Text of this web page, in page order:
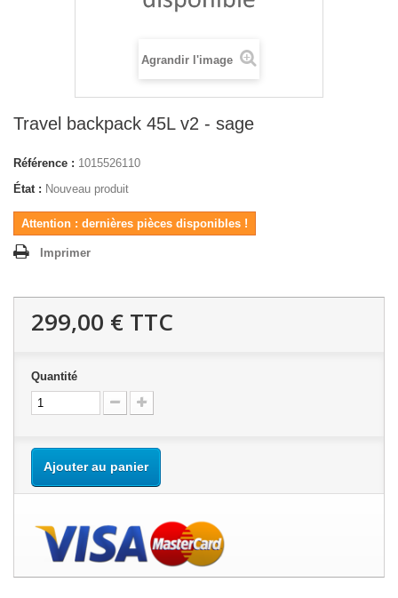
Agrandir l'image
Travel backpack 45L v2 - sage
Référence : 1015526110
État : Nouveau produit
Attention : dernières pièces disponibles !
Imprimer
299,00 € TTC
Quantité
Ajouter au panier